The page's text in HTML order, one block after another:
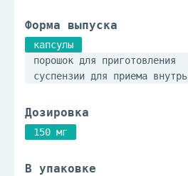
Форма выпуска
капсулы
порошок для приготовления
суспензии для приема внутрь
Дозировка
150 мг
В упаковке